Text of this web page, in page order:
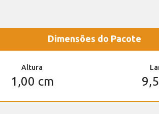
Dimensões do Pacote
Altura
1,00 cm